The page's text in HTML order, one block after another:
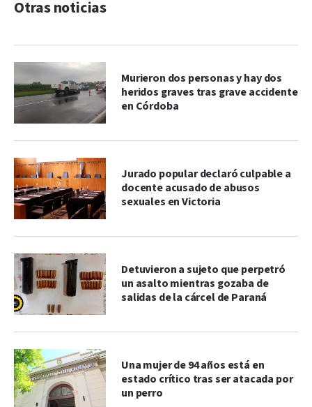
Otras noticias
Murieron dos personas y hay dos
heridos graves tras grave accidente
en Córdoba
Jurado popular declaró culpable a
docente acusado de abusos
sexuales en Victoria
Detuvieron a sujeto que perpetró
un asalto mientras gozaba de
salidas de la cárcel de Paraná
Una mujer de 94 años está en
estado crítico tras ser atacada por
un perro